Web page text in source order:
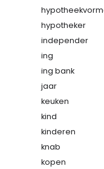
hypotheker
independer
ing
ing bank
jaar
keuken
kind
kinderen
knab
kopen